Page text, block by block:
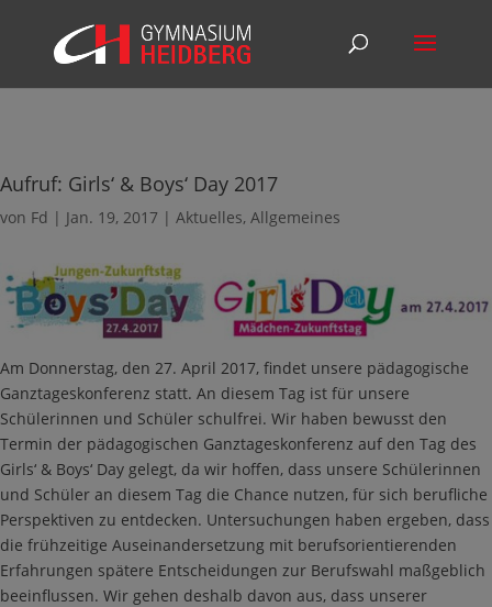
Aufruf: Girls‘ & Boys‘ Day 2017
von Fd | Jan. 19, 2017 | Aktuelles, Allgemeines
Am Donnerstag, den 27. April 2017, findet unsere pädagogische
Ganztageskonferenz statt. An diesem Tag ist für unsere
Schülerinnen und Schüler schulfrei. Wir haben bewusst den
Termin der pädagogischen Ganztageskonferenz auf den Tag des
Girls‘ & Boys‘ Day gelegt, da wir hoffen, dass unsere Schülerinnen
und Schüler an diesem Tag die Chance nutzen, für sich berufliche
Perspektiven zu entdecken. Untersuchungen haben ergeben, dass
die frühzeitige Auseinandersetzung mit berufsorientierenden
Erfahrungen spätere Entscheidungen zur Berufswahl maßgeblich
beeinflussen. Wir gehen deshalb davon aus, dass unserer